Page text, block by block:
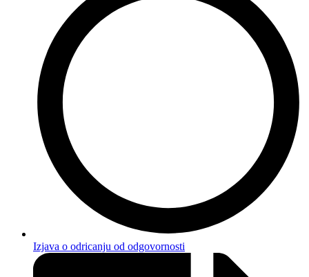
Izjava o odricanju od odgovornosti